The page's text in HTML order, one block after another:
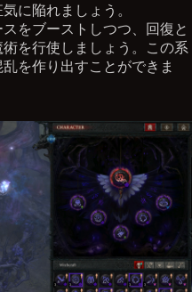
に陥れましょう。
をブーストしつつ、回復と
を行使しましょう。この系
を作り出すことができま